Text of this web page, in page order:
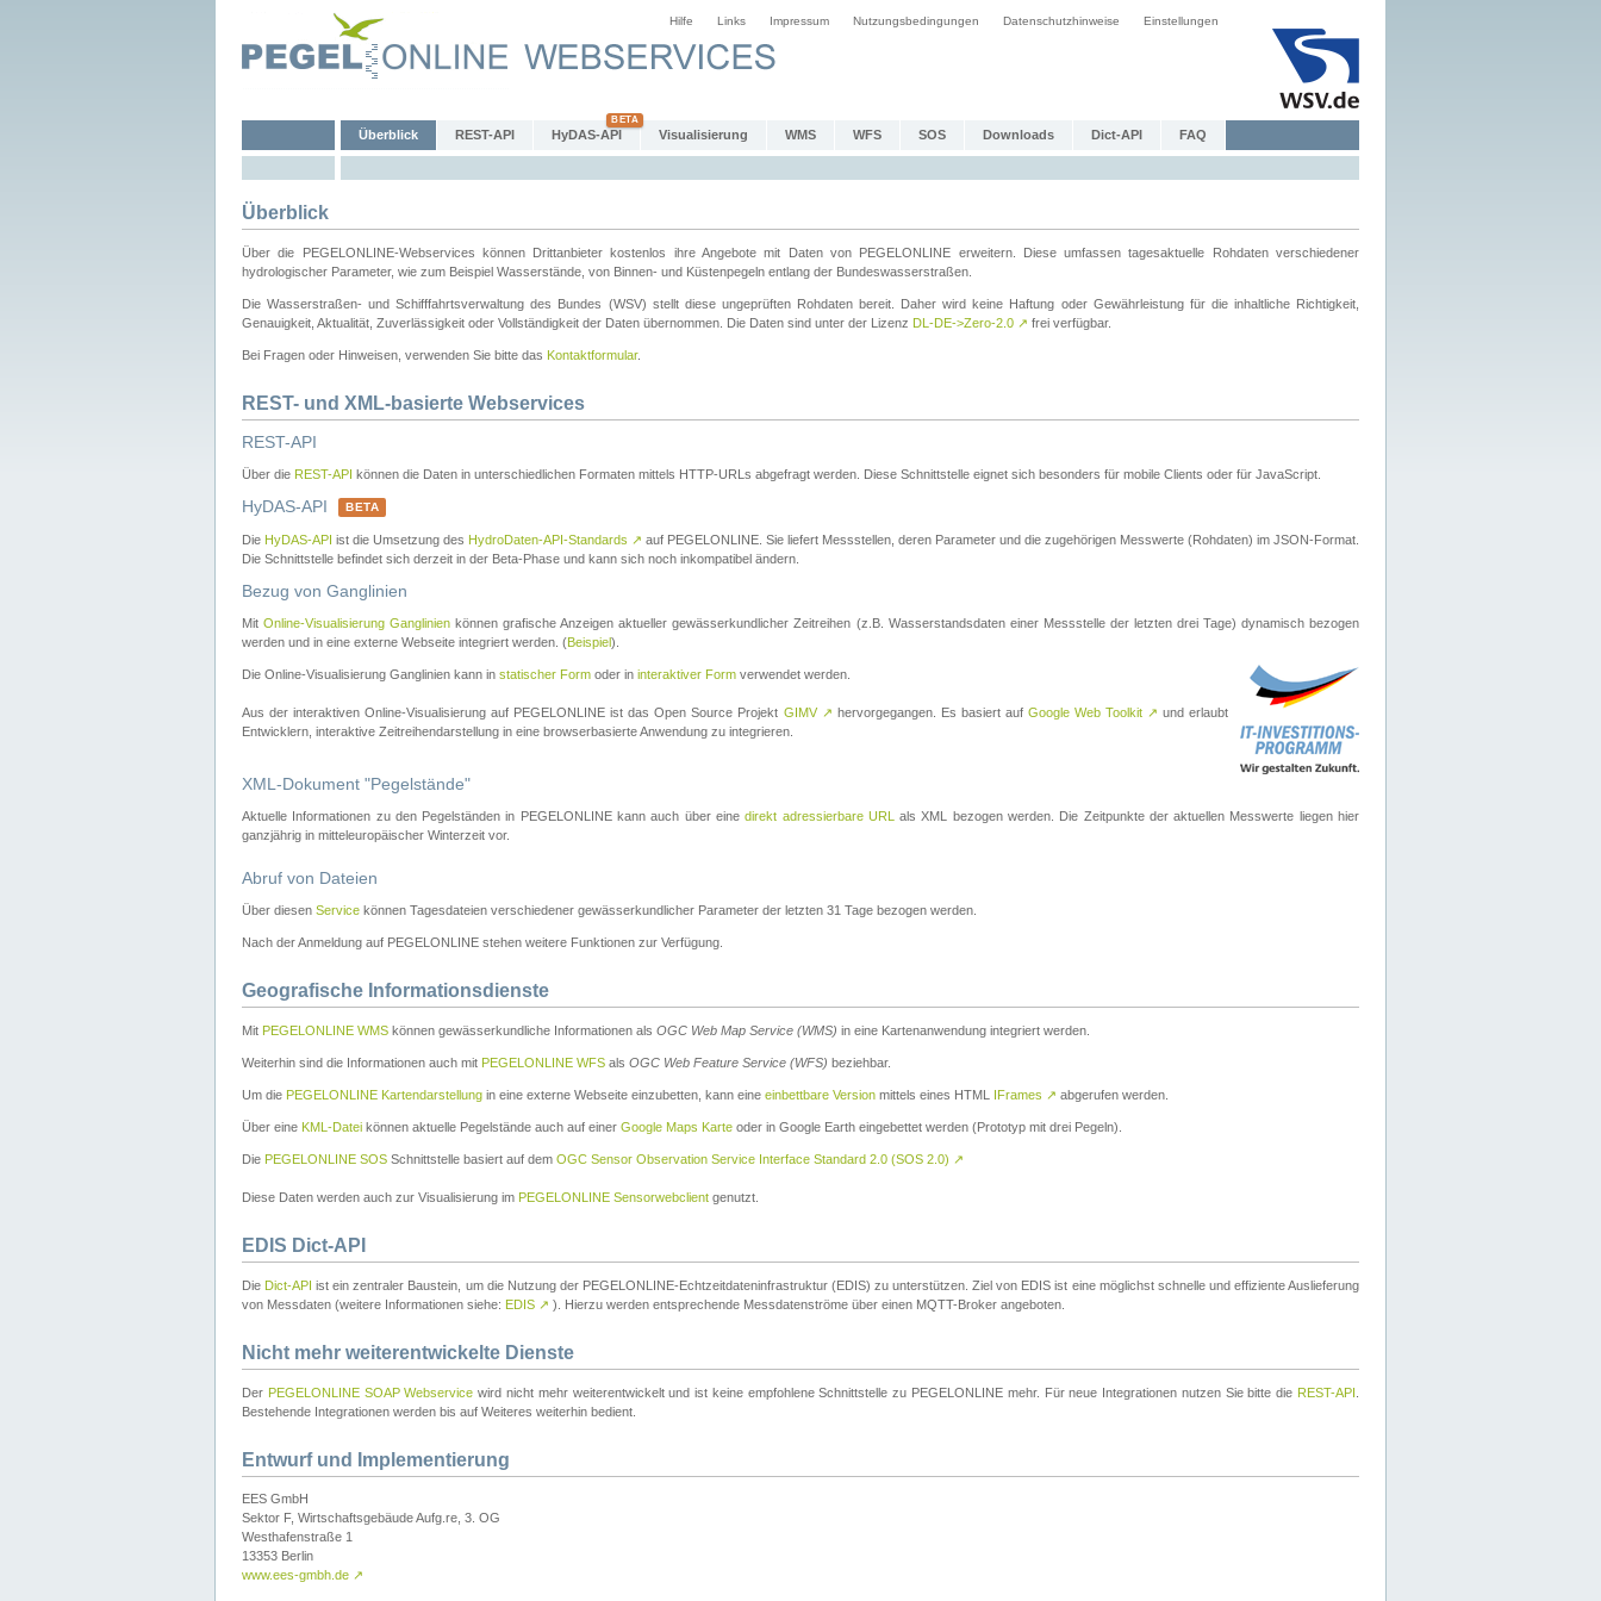
Hilfe Links Impressum Nutzungsbedingungen Datenschutzhinweise Einstellungen
Überblick REST-API HyDAS-API Visualisierung WMS WFS SOS Downloads Dict-API FAQ
Überblick
Über die PEGELONLINE-Webservices können Drittanbieter kostenlos ihre Angebote mit Daten von PEGELONLINE erweitern. Diese umfassen tagesaktuelle Rohdaten verschiedener
hydrologischer Parameter, wie zum Beispiel Wasserstände, von Binnen- und Küstenpegeln entlang der Bundeswasserstraßen.
Die Wasserstraßen- und Schifffahrtsverwaltung des Bundes (WSV) stellt diese ungeprüften Rohdaten bereit. Daher wird keine Haftung oder Gewährleistung für die inhaltliche Richtigkeit,
Genauigkeit, Aktualität, Zuverlässigkeit oder Vollständigkeit der Daten übernommen. Die Daten sind unter der Lizenz DL-DE->Zero-2.0 ↗ frei verfügbar.
Bei Fragen oder Hinweisen, verwenden Sie bitte das Kontaktformular.
REST- und XML-basierte Webservices
REST-API
Über die REST-API können die Daten in unterschiedlichen Formaten mittels HTTP-URLs abgefragt werden. Diese Schnittstelle eignet sich besonders für mobile Clients oder für JavaScript.
HyDAS-API BETA
Die HyDAS-API ist die Umsetzung des HydroDaten-API-Standards ↗ auf PEGELONLINE. Sie liefert Messstellen, deren Parameter und die zugehörigen Messwerte (Rohdaten) im JSON-Format.
Die Schnittstelle befindet sich derzeit in der Beta-Phase und kann sich noch inkompatibel ändern.
Bezug von Ganglinien
MitOnline-Visualisierung Ganglinien können grafische Anzeigen aktueller gewässerkundlicher Zeitreihen (z.B. Wasserstandsdaten einer Messstelle der letzten drei Tage) dynamisch bezogen
werden und in eine externe Webseite integriert werden. (Beispiel).
Die Online-Visualisierung Ganglinien kann in statischer Form oder in interaktiver Form verwendet werden.
Aus der interaktiven Online-Visualisierung auf PEGELONLINE ist das Open Source Projekt GIMV ↗ hervorgegangen. Es basiert auf Google Web Toolkit ↗ und erlaubt
Entwicklern, interaktive Zeitreihendarstellung in eine browserbasierte Anwendung zu integrieren.
XML-Dokument "Pegelstände"
Aktuelle Informationen zu den Pegelständen in PEGELONLINE kann auch über einedirekt adressierbare URL
als XML bezogen werden. Die Zeitpunkte der aktuellen Messwerte liegen hier
ganzjährig in mitteleuropäischer Winterzeit vor.
Abruf von Dateien
Über diesen Service können Tagesdateien verschiedener gewässerkundlicher Parameter der letzten 31 Tage bezogen werden.
Nach der Anmeldung auf PEGELONLINE stehen weitere Funktionen zur Verfügung.
Geografische Informationsdienste
Mit PEGELONLINE WMS können gewässerkundliche Informationen als OGC Web Map Service (WMS) in eine Kartenanwendung integriert werden.
Weiterhin sind die Informationen auch mit PEGELONLINE WFS als OGC Web Feature Service (WFS) beziehbar.
Um die PEGELONLINE Kartendarstellung in eine externe Webseite einzubetten, kann eine einbettbare Version mittels eines HTML IFrames ↗ abgerufen werden.
Über eine KML-Datei können aktuelle Pegelstände auch auf einer Google Maps Karte oder in Google Earth eingebettet werden (Prototyp mit drei Pegeln).
Die PEGELONLINE SOS Schnittstelle basiert auf dem OGC Sensor Observation Service Interface Standard 2.0 (SOS 2.0) ↗
Diese Daten werden auch zur Visualisierung im PEGELONLINE Sensorwebclient genutzt.
EDIS Dict-API
Die Dict-API ist ein zentraler Baustein, um die Nutzung der PEGELONLINE-Echtzeitdateninfrastruktur (EDIS) zu unterstützen. Ziel von EDIS ist eine möglichst schnelle und effiziente Auslieferung
von Messdaten (weitere Informationen siehe: EDIS ↗ ). Hierzu werden entsprechende Messdatenströme über einen MQTT-Broker angeboten.
Nicht mehr weiterentwickelte Dienste
Der PEGELONLINE SOAP Webservice wird nicht mehr weiterentwickelt und ist keine empfohlene Schnittstelle zu PEGELONLINE mehr. Für neue Integrationen nutzen Sie bitte die REST-API
Bestehende Integrationen werden bis auf Weiteres weiterhin bedient.
Entwurf und Implementierung
EES GmbH
Sektor F, Wirtschaftsgebäude Aufg.re, 3. OG
Westhafenstraße 1
13353 Berlin
www.ees-gmbh.de ↗